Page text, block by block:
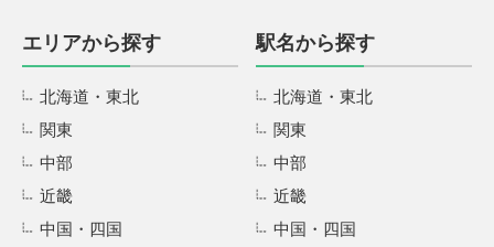
エリアから探す
北海道・東北
関東
中部
近畿
中国・四国
駅名から探す
北海道・東北
関東
中部
近畿
中国・四国